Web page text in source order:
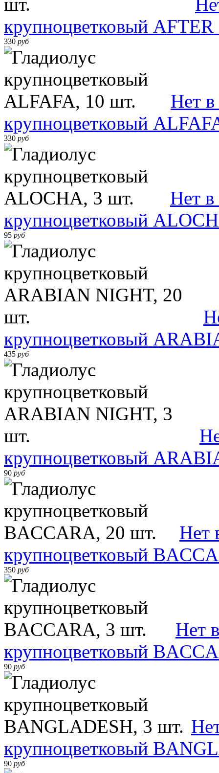
крупноцветковый
330 руб
Нет
крупноцветковый
330 руб
Нет
крупноцветковый
95 руб
крупноцветковый
435 руб
крупноцветковый
90 руб
Нет
крупноцветковый
350 руб
Нет
крупноцветковый
90 руб
крупноцветковый
90 руб